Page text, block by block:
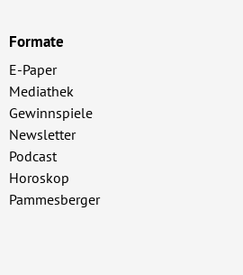
Formate
E-Paper
Mediathek
Gewinnspiele
Newsletter
Podcast
Horoskop
Pammesberger